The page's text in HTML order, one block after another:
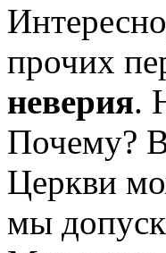
прочих
неверия.
Почему?
Церкви
мы